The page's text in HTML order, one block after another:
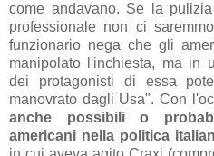
come andavano. Se la
professionale non ci
funzionario nega che gli
manipolato l'inchiesta, ma in
dei protagonisti di essa
manovrato dagli Usa". Con
anche possibili o
americani nella politica